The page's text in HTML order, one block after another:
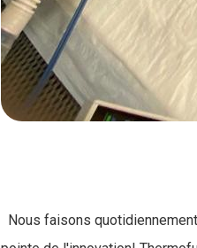
Nous faisons